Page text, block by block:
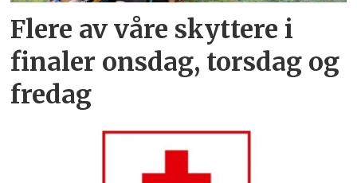
Flere av våre skyttere i
finaler onsdag, torsdag og
fredag